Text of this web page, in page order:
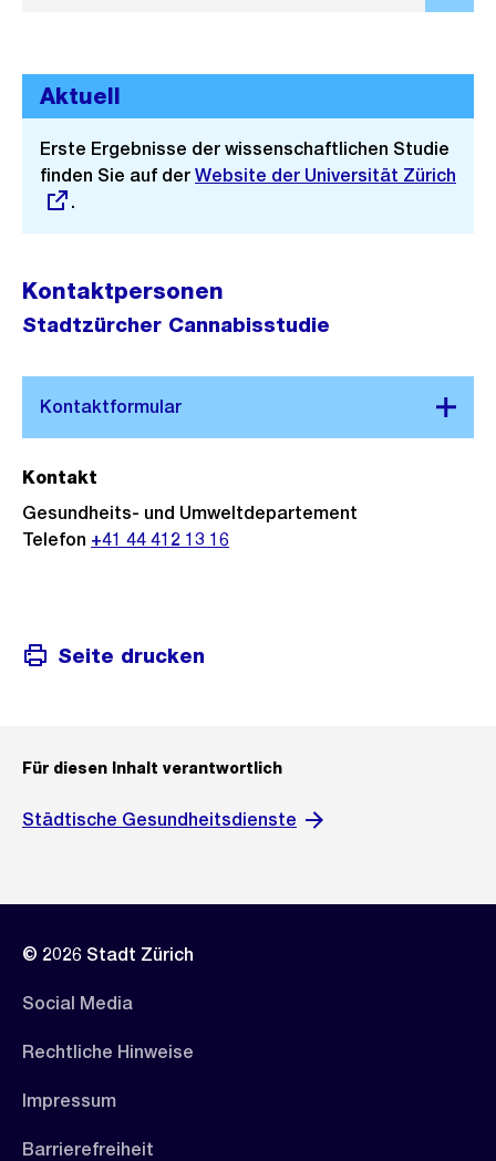
Aktuell
Erste Ergebnisse der wissenschaftlichen Studie
finden Sie auf der Externer
Website der Universität Zürich
.
Kontaktpersonen
Stadtzürcher Cannabisstudie
Kontakt
Gesundheits- und Umweltdepartement
Telefon +41 44 412 13 16
Seite drucken
Für diesen Inhalt verantwortlich
Städtische Gesundheitsdienste
© 2026 Stadt Zürich
Social Media
Rechtliche Hinweise
Impressum
Barrierefreiheit